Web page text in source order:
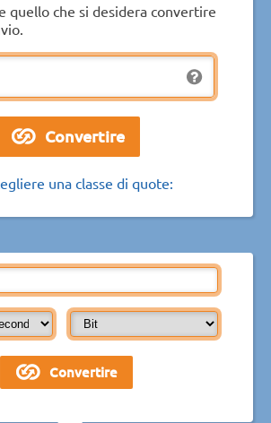
quello che si desidera convertire
una classe di quote: